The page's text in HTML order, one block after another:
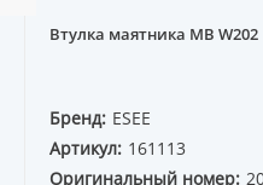
Втулка маятника MB W202
Бренд: ESEE
Артикул: 161113
Оригинальный номер: